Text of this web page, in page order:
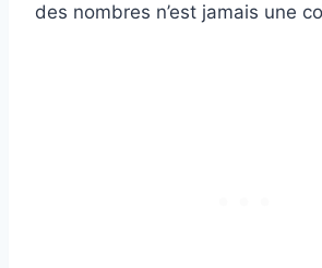
des nombres n’est jamais une